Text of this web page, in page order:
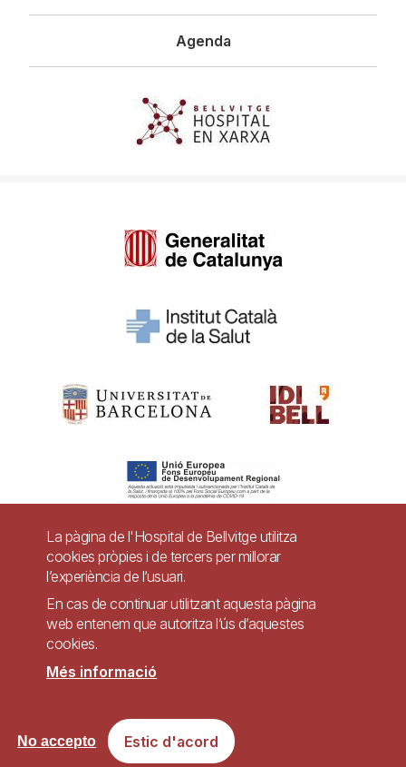
Agenda
Pie
página
Contacte
Accessibilitat Avís legal Ajuda
Lloc web accessible de conformitat amb el Reial Decret 1112/2018, de 7 de
setembre, sobre accessibilitat dels llocs web i aplicacions per a dispositius
mòbils del sector públic.
La pàgina de l'Hospital de Bellvitge utilitza
cookies pròpies i de tercers per millorar
l’experiència de l’usuari.
En cas de continuar utilitzant aquesta pàgina
web entenem que autoritza l’ús d’aquestes
cookies.
Més informació
Estic d'acord
No accepto